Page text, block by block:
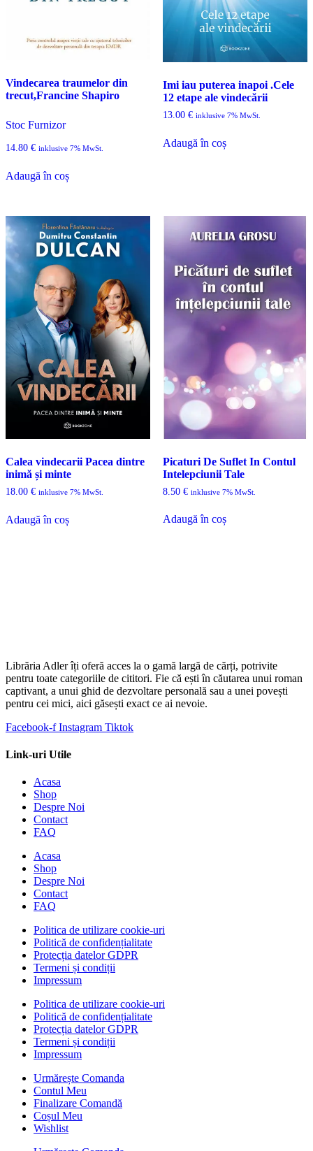
Vindecarea traumelor din
trecut,Francine Shapiro
Stoc Furnizor
14.80 € inklusive 7% MwSt.
Adaugă în coș
Imi iau puterea inapoi .Cele
12 etape ale vindecării
13.00 € inklusive 7% MwSt.
Adaugă în coș
Calea vindecarii Pacea dintre
inimă și minte
18.00 € inklusive 7% MwSt.
Adaugă în coș
Picaturi De Suflet In Contul
Intelepciunii Tale
8.50 € inklusive 7% MwSt.
Adaugă în coș
Librăria Adler îți oferă acces la o gamă largă de cărți, potrivite
pentru toate categoriile de cititori. Fie că ești în căutarea unui roman
captivant, a unui ghid de dezvoltare personală sau a unei povești
pentru cei mici, aici găsești exact ce ai nevoie.
Facebook-f Instagram Tiktok
Link-uri Utile
Acasa
Shop
Despre Noi
Contact
FAQ
Acasa
Shop
Despre Noi
Contact
FAQ
Politica de utilizare cookie-uri
Politică de confidențialitate
Protecția datelor GDPR
Termeni și condiții
Impressum
Politica de utilizare cookie-uri
Politică de confidențialitate
Protecția datelor GDPR
Termeni și condiții
Impressum
Urmărește Comanda
Contul Meu
Finalizare Comandă
Coșul Meu
Wishlist